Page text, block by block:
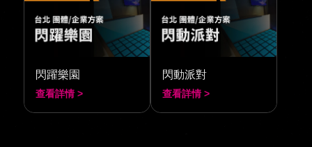
閃躍樂園
查看詳情 >
閃動派對
查看詳情 >